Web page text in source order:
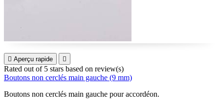
 Aperçu rapide 
Rated out of 5 stars based on review(s)
Boutons non cerclés main gauche (9 mm)
Boutons non cerclés main gauche pour accordéon.